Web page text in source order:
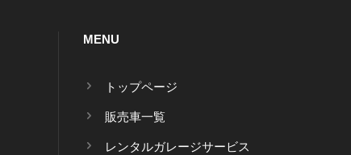
MENU
トップページ
販売車一覧
レンタルガレージサービス